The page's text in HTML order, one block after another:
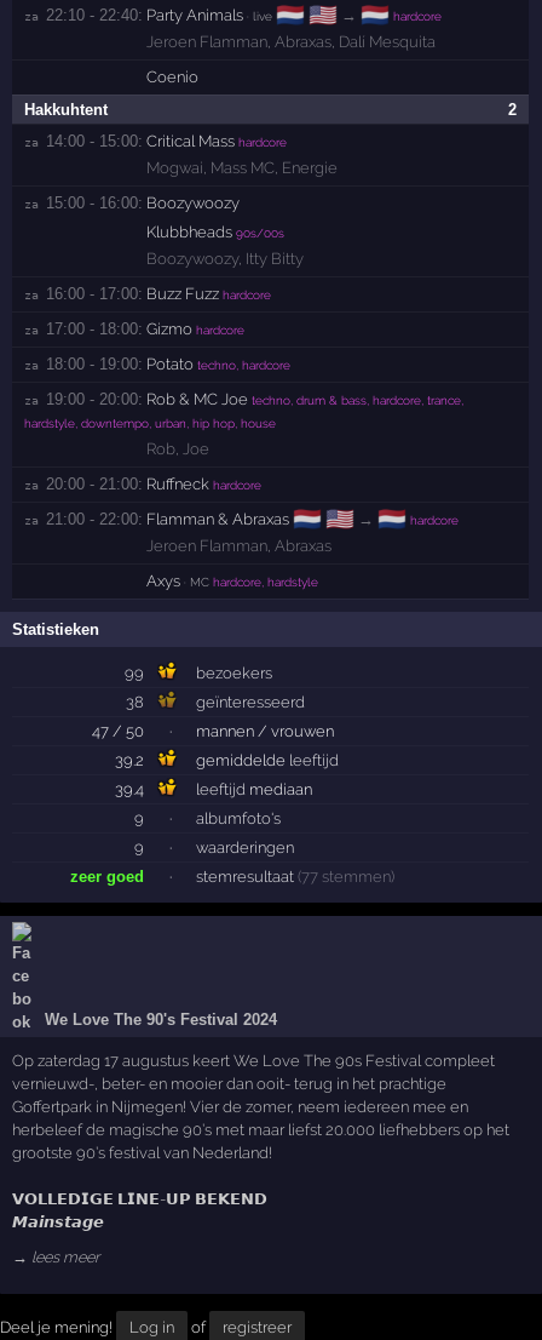
za 22:10 - 22:40: Party Animals · live 🇳🇱 🇺🇸 → 🇳🇱 hardcore
Jeroen Flamman Abraxas Dalí Mesquita
Coenio
2
Hakkuhtent
za 14:00 - 15:00: Critical Mass hardcore
Mogwai Mass MC Energie
za 15:00 - 16:00: Boozywoozy
Klubbheads 90s/00s
Boozywoozy, Itty Bitty
za 16:00 - 17:00: Buzz Fuzz hardcore
za 17:00 - 18:00: Gizmo hardcore
za 18:00 - 19:00: Potato techno, hardcore
za 19:00 - 20:00: Rob & MC Joe techno, drum & bass, hardcore, trance,
hardstyle, downtempo, urban, hip hop, house
Rob Joe
za 20:00 - 21:00: Ruffneck hardcore
za 21:00 - 22:00: Flamman & Abraxas 🇳🇱 🇺🇸 → 🇳🇱 hardcore
Jeroen Flamman Abraxas
Axys · MC hardcore, hardstyle
Statistieken
99
bezoekers
38
geïnteresseerd
47 / 50
·
mannen / vrouwen
39.2
gemiddelde leeftijd
39.4
leeftijd mediaan
9
·
albumfoto's
9
·
waarderingen
zeer goed
· stemresultaat (77 stemmen)
We Love The 90's Festival 2024
Op zaterdag 17 augustus keert We Love The 90s Festival compleet
vernieuwd-, beter- en mooier dan ooit- terug in het prachtige
Goffertpark in Nijmegen! Vier de zomer, neem iedereen mee en
herbeleef de magische 90’s met maar liefst 20.000 liefhebbers op het
grootste 90’s festival van Nederland!
𝗩𝗢𝗟𝗟𝗘𝗗𝗜𝗚𝗘 𝗟𝗜𝗡𝗘-𝗨𝗣 𝗕𝗘𝗞𝗘𝗡𝗗
𝙈𝙖𝙞𝙣𝙨𝙩𝙖𝙜𝙚
→ lees meer
Deel je mening! Log in of registreer